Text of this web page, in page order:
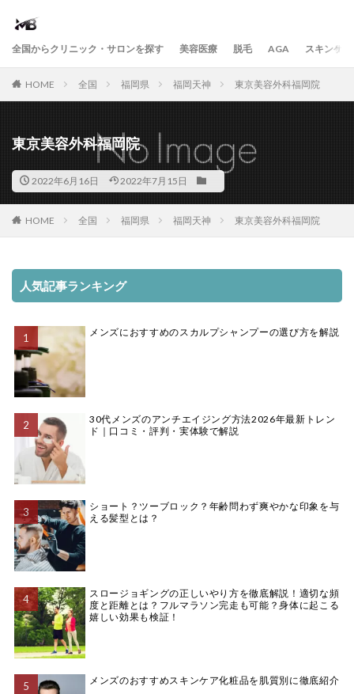
全国からクリニック・サロンを探す 美容医療 脱毛 AGA スキンケア
HOME 全国 福岡県 福岡天神 東京美容外科福岡院
東京美容外科福岡院
2022年6月16日 2022年7月15日
HOME 全国 福岡県 福岡天神 東京美容外科福岡院
人気記事ランキング
メンズにおすすめのスカルプシャンプーの選び方を解説
30代メンズのアンチエイジング方法2026年最新トレン
ド｜口コミ・評判・実体験で解説
ショート？ツーブロック？年齢問わず爽やかな印象を与
える髪型とは？
スロージョギングの正しいやり方を徹底解説！適切な頻
度と距離とは？フルマラソン完走も可能？身体に起こる
嬉しい効果も検証！
メンズのおすすめスキンケア化粧品を肌質別に徹底紹介